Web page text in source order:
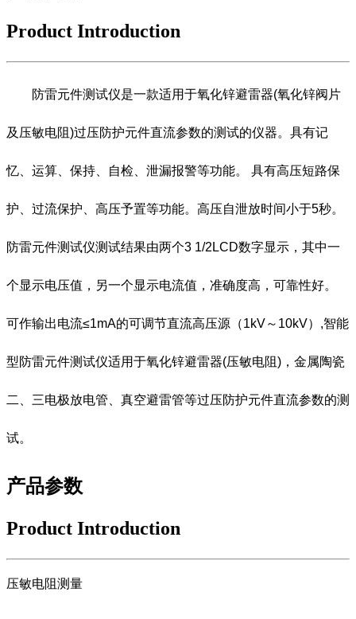
Product Introduction
防雷元件测试仪是一款适用于氧化锌避雷器(氧化锌阀片
及压敏电阻)过压防护元件直流参数的测试的仪器。具有记
忆、运算、保持、自检、泄漏报警等功能。 具有高压短路保
护、过流保护、高压予置等功能。高压自泄放时间小于5秒。
防雷元件测试仪测试结果由两个3 1/2LCD数字显示，其中一
个显示电压值，另一个显示电流值，准确度高，可靠性好。
可作输出电流≤1mA的可调节直流高压源（1kV～10kV）,智能
型防雷元件测试仪适用于氧化锌避雷器(压敏电阻)，金属陶瓷
二、三电极放电管、真空避雷管等过压防护元件直流参数的测
试。
产品参数
Product Introduction
压敏电阻测量